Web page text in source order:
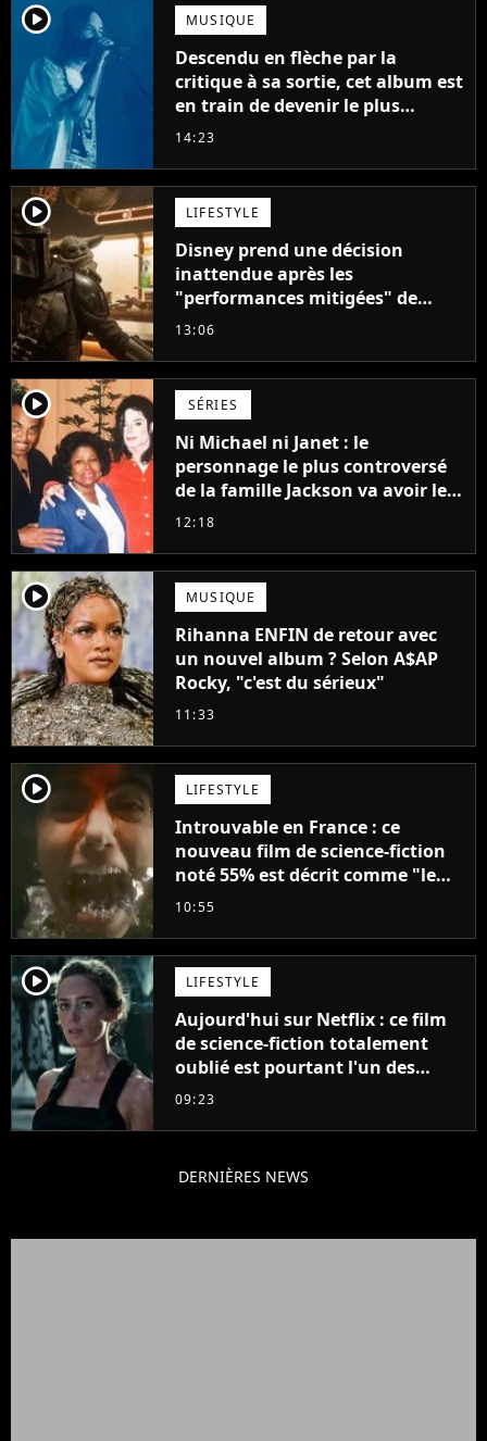
player2 MUSIQUE
Descendu en flèche par la
critique à sa sortie, cet album est
en train de devenir le plus
populaire de son auteur
14:23
player2 LIFESTYLE
Disney prend une décision
inattendue après les
"performances mitigées" de
Vaiana et The Mandalorian &
13:06
player2 SÉRIES
Ni Michael ni Janet : le
personnage le plus controversé
de la famille Jackson va avoir le
droit à sa propre série
12:18
player2 MUSIQUE
Rihanna ENFIN de retour avec
un nouvel album ? Selon A$AP
Rocky, "c'est du sérieux"
11:33
player2 LIFESTYLE
Introuvable en France : ce
nouveau film de science-fiction
noté 55% est décrit comme "le
plus stupide de l'année"
10:55
player2 LIFESTYLE
Aujourd'hui sur Netflix : ce film
de science-fiction totalement
oublié est pourtant l'un des
meilleurs des années 2010
09:23
DERNIÈRES NEWS